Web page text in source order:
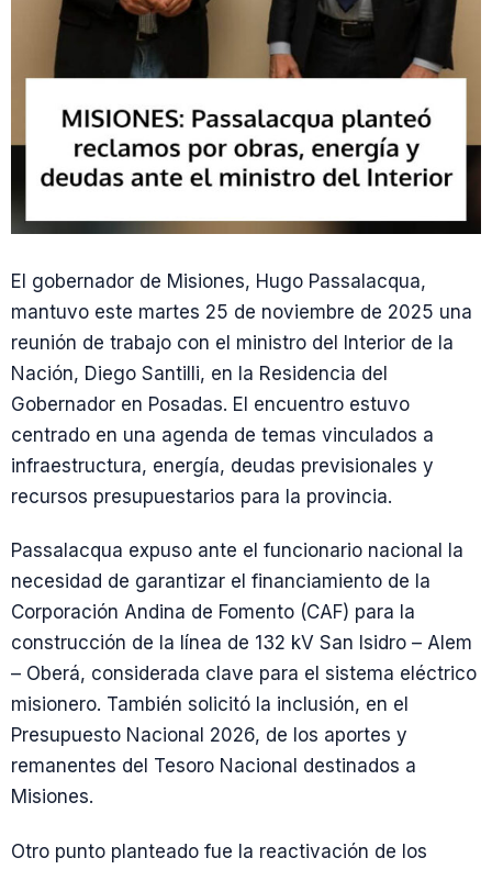
El gobernador de Misiones, Hugo Passalacqua,
mantuvo este martes 25 de noviembre de 2025 una
reunión de trabajo con el ministro del Interior de la
Nación, Diego Santilli, en la Residencia del
Gobernador en Posadas. El encuentro estuvo
centrado en una agenda de temas vinculados a
infraestructura, energía, deudas previsionales y
recursos presupuestarios para la provincia.
Passalacqua expuso ante el funcionario nacional la
necesidad de garantizar el financiamiento de la
Corporación Andina de Fomento (CAF) para la
construcción de la línea de 132 kV San Isidro – Alem
– Oberá, considerada clave para el sistema eléctrico
misionero. También solicitó la inclusión, en el
Presupuesto Nacional 2026, de los aportes y
remanentes del Tesoro Nacional destinados a
Misiones.
Otro punto planteado fue la reactivación de los